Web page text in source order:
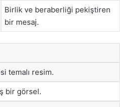
Birlik ve beraberliği pekiştiren
bir mesaj.
temalı resim.
bir görsel.